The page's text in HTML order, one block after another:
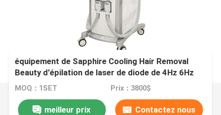
équipement de Sapphire Cooling Hair Removal
Beauty d'épilation de laser de diode de 4Hz 6Hz
SHR
MOQ：1SET Prix：3800$
meilleur prix Contactez nous